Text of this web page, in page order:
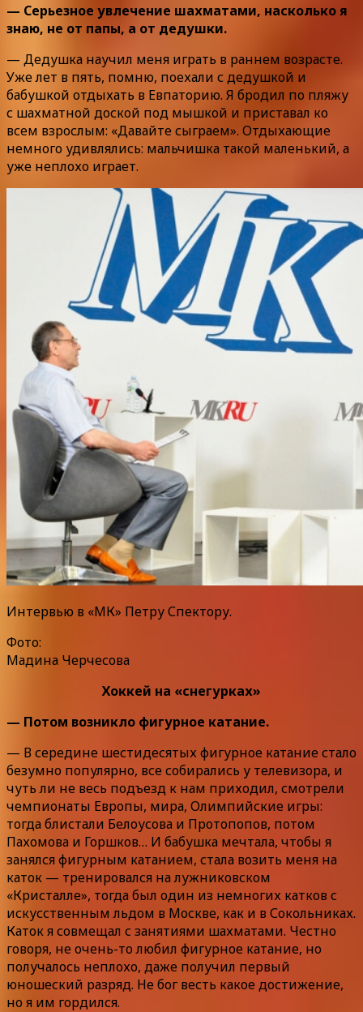
— Серьезное увлечение шахматами, насколько я
знаю, не от папы, а от дедушки.
— Дедушка научил меня играть в раннем возрасте.
Уже лет в пять, помню, поехали с дедушкой и
бабушкой отдыхать в Евпаторию. Я бродил по пляжу
с шахматной доской под мышкой и приставал ко
всем взрослым: «Давайте сыграем». Отдыхающие
немного удивлялись: мальчишка такой маленький, а
уже неплохо играет.
Интервью в «МК» Петру Спектору.
Фото:
Мадина Черчесова
Хоккей на «снегурках»
— Потом возникло фигурное катание.
— В середине шестидесятых фигурное катание стало
безумно популярно, все собирались у телевизора, и
чуть ли не весь подъезд к нам приходил, смотрели
чемпионаты Европы, мира, Олимпийские игры:
тогда блистали Белоусова и Протопопов, потом
Пахомова и Горшков… И бабушка мечтала, чтобы я
занялся фигурным катанием, стала возить меня на
каток — тренировался на лужниковском
«Кристалле», тогда был один из немногих катков с
искусственным льдом в Москве, как и в Сокольниках.
Каток я совмещал с занятиями шахматами. Честно
говоря, не очень-то любил фигурное катание, но
получалось неплохо, даже получил первый
юношеский разряд. Не бог весть какое достижение,
но я им гордился.